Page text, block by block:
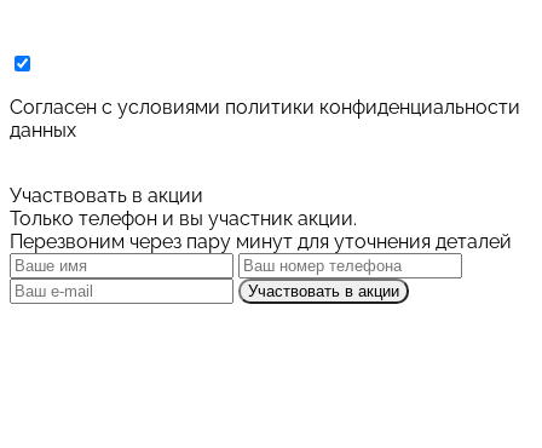
Cогласен с условиями политики конфиденциальности
данных
Участвовать в акции
Только телефон и вы участник акции.
Перезвоним через пару минут для уточнения деталей
Участвовать в акции